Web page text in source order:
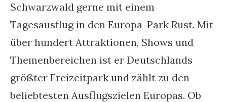
Schwarzwald gerne mit einem
Tagesausflug in den Europa-Park Rust. Mit
über hundert Attraktionen, Shows und
Themenbereichen ist er Deutschlands
größter Freizeitpark und zählt zu den
beliebtesten Ausflugszielen Europas. Ob